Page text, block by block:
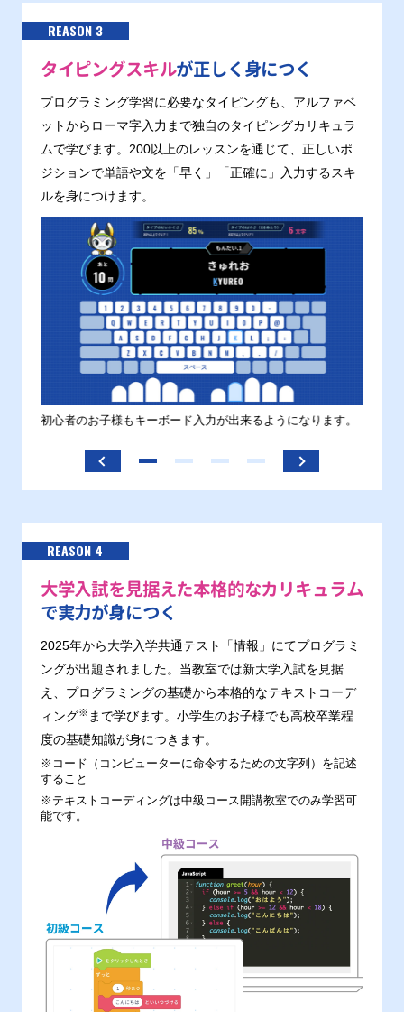
REASON 3
タイピングスキルが正しく身につく
プログラミング学習に必要なタイピングも、アルファベ
ットからローマ字入力まで独自のタイピングカリキュラ
ムで学びます。200以上のレッスンを通じて、正しいポ
ジションで単語や文を「早く」「正確に」入力するスキ
ルを身につけます。
初心者のお子様もキーボード入力が出来るようになります。
REASON 4
大学入試を見据えた本格的なカリキュラム
で実力が身につく
2025年から大学入学共通テスト「情報」にてプログラミ
ングが出題されました。当教室では新大学入試を見据
え、プログラミングの基礎から本格的なテキストコーデ
ィング※ まで学びます。小学生のお子様でも高校卒業程
度の基礎知識が身につきます。
※コード（コンピューターに命令するための文字列）を記述
すること
※テキストコーディングは中級コース開講教室でのみ学習可
能です。